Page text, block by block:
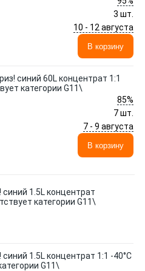
3 шт.
10 - 12 августа
В корзину
синий 60L концентрат 1:1
категории G11\
85%
7 шт.
7 - 9 августа
В корзину
синий 1.5L концентрат
категории G11\
1.5L концентрат 1:1 -40°C
G11\